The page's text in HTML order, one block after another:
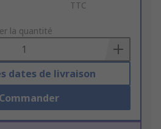
TTC
la quantité
dates de livraison
Commander